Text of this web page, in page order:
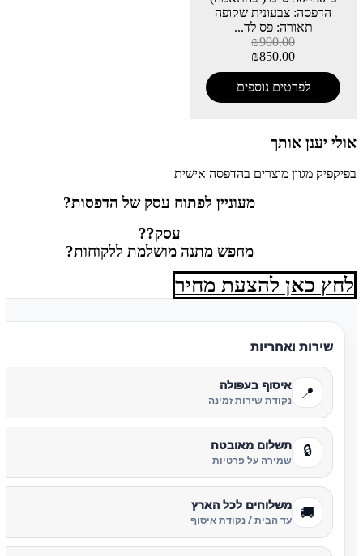
הדפסה: צבעונית שקופה
תאורה: פס לד...
₪900.00
₪850.00
לפרטים נוספים
אולי יענן אותך
בפיקפיק מגוון מוצרים בהדפסה אישית
מעוניין לפתוח עסק של הדפסות?
עסק??
מחפש מתנה מושלמת ללקוחות?
לחץ כאן להצעת מחיר
שירות ואחריות
📍 איסוף בעפולה
נקודת שירות זמינה
🔒 תשלום מאובטח
שמירה על פרטיות
🚚 משלוחים לכל הארץ
עד הבית / נקודת איסוף